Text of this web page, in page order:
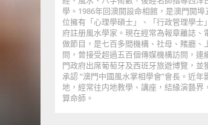
學。1986年回澳開設命相館，是澳門開埠
位擁有「心理學碩士」、「行政管理學士
府註册風水學家。現在經常為報章離誌、
做節目，是七百多間機構、社母、賭廳、
問，曾接受超過五百個傳媒機構訪問，連
門政府出席葡萄牙及西班牙旅遊博覽，並
承認 “澳門中國風水掌相學會”會長。近年
地，經常往内地教學、講座，結緣演藝界
算命師。